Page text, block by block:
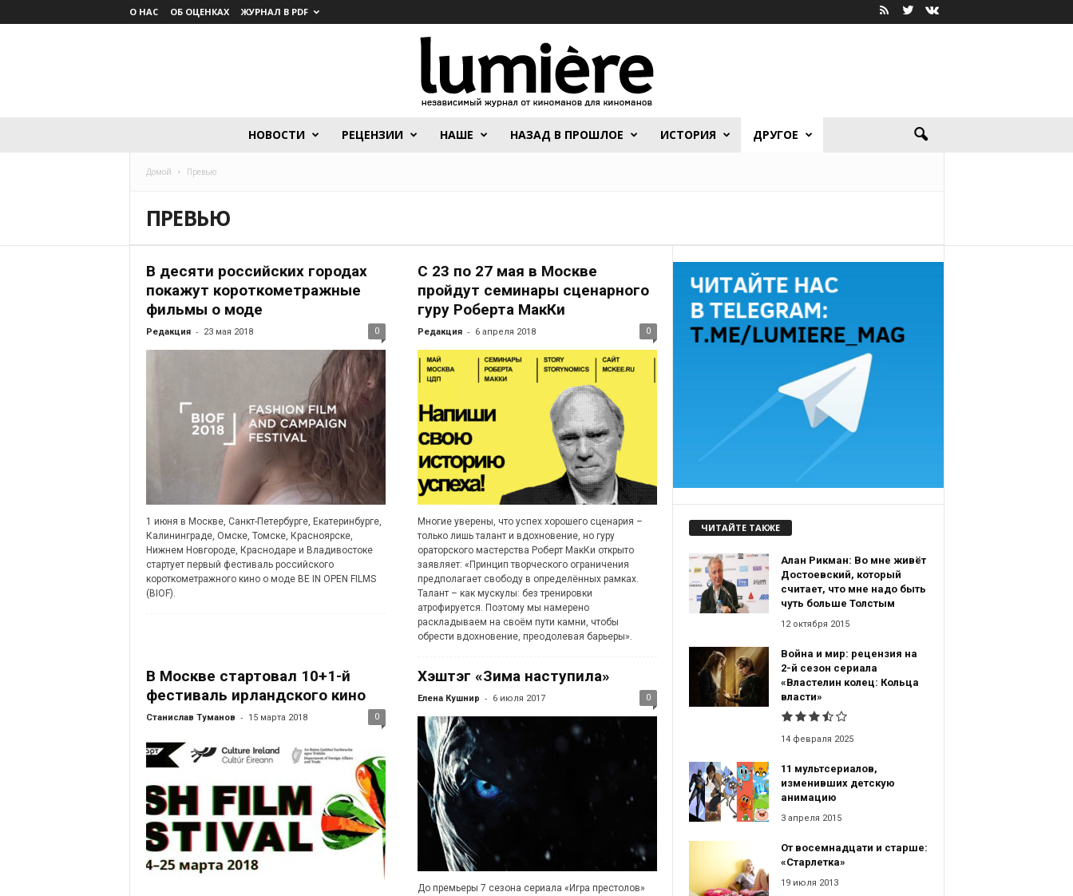
О НАС ОБ ОЦЕНКАХ ЖУРНАЛ В PDF
НОВОСТИ РЕЦЕНЗИИ НАШЕ НАЗАД В ПРОШЛОЕ ИСТОРИЯ ДРУГОЕ
Домой Превью
ПРЕВЬЮ
В десяти российских городах
покажут короткометражные
фильмы о моде
Редакция - 23 мая 2018 0
1 июня в Москве, Санкт-Петербурге, Екатеринбурге,
Калининграде, Омске, Томске, Красноярске,
Нижнем Новгороде, Краснодаре и Владивостоке
стартует первый фестиваль российского
короткометражного кино о моде BE IN OPEN FILMS
(BIOF).
С 23 по 27 мая в Москве
пройдут семинары сценарного
гуру Роберта МакКи
Редакция - 6 апреля 2018 0
Многие уверены, что успех хорошего сценария –
только лишь талант и вдохновение, но гуру
ораторского мастерства Роберт МакКи открыто
заявляет: «Принцип творческого ограничения
предполагает свободу в определённых рамках.
Талант – как мускулы: без тренировки
атрофируется. Поэтому мы намерено
раскладываем на своём пути камни, чтобы
обрести вдохновение, преодолевая барьеры».
В Москве стартовал 10+1-й
фестиваль ирландского кино
Станислав Туманов - 15 марта 2018 0
Хэштэг «Зима наступила»
Елена Кушнир - 6 июля 2017 0
До премьеры 7 сезона сериала «Игра престолов»
ЧИТАЙТЕ ТАКЖЕ
Алан Рикман: Во мне живёт
Достоевский, который
считает, что мне надо быть
чуть больше Толстым
12 октября 2015
Война и мир: рецензия на
2-й сезон сериала
«Властелин колец: Кольца
власти»
14 февраля 2025
11 мультсериалов,
изменивших детскую
анимацию
3 апреля 2015
От восемнадцати и старше:
«Старлетка»
19 июля 2013